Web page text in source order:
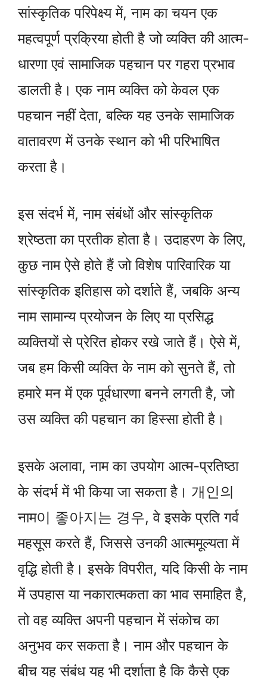
सांस्कृतिक परिपेक्ष्य में, नाम का चयन एक
महत्वपूर्ण प्रक्रिया होती है जो व्यक्ति की आत्म-
धारणा एवं सामाजिक पहचान पर गहरा प्रभाव
डालती है। एक नाम व्यक्ति को केवल एक
पहचान नहीं देता, बल्कि यह उनके सामाजिक
वातावरण में उनके स्थान को भी परिभाषित
करता है।
इस संदर्भ में, नाम संबंधों और सांस्कृतिक
श्रेष्ठता का प्रतीक होता है। उदाहरण के लिए,
कुछ नाम ऐसे होते हैं जो विशेष पारिवारिक या
सांस्कृतिक इतिहास को दर्शाते हैं, जबकि अन्य
नाम सामान्य प्रयोजन के लिए या प्रसिद्ध
व्यक्तियों से प्रेरित होकर रखे जाते हैं। ऐसे में,
जब हम किसी व्यक्ति के नाम को सुनते हैं, तो
हमारे मन में एक पूर्वधारणा बनने लगती है, जो
उस व्यक्ति की पहचान का हिस्सा होती है।
इसके अलावा, नाम का उपयोग आत्म-प्रतिष्ठा
के संदर्भ में भी किया जा सकता है। 개인의
नाम이 좋아지는 경우, वे इसके प्रति गर्व
महसूस करते हैं, जिससे उनकी आत्ममूल्यता में
वृद्धि होती है। इसके विपरीत, यदि किसी के नाम
में उपहास या नकारात्मकता का भाव समाहित है,
तो वह व्यक्ति अपनी पहचान में संकोच का
अनुभव कर सकता है। नाम और पहचान के
बीच यह संबंध यह भी दर्शाता है कि कैसे एक